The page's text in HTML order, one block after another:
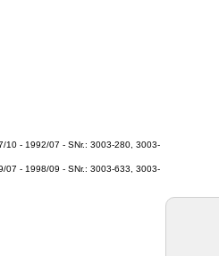
10 - 1992/07 - SNr.: 3003-280, 3003-
07 - 1998/09 - SNr.: 3003-633, 3003-